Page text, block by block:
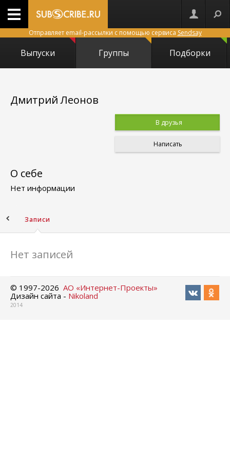
Отправляет email-рассылки с помощью сервиса Sendsay
Выпуски Группы Подборки
Дмитрий Леонов
В друзья
Написать
О себе
Нет информации
Записи
Нет записей
© 1997-2026 АО «Интернет-Проекты»
Дизайн сайта - Nikoland
2014